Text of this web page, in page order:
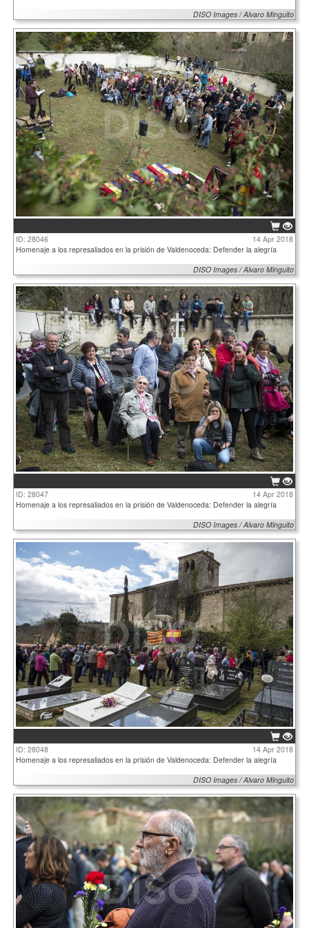
DISO Images / Alvaro Minguito
ID: 28046
14 Apr 2018
Homenaje a los represaliados en la prisión de Valdenoceda: Defender la alegría
DISO Images / Alvaro Minguito
ID: 28047
14 Apr 2018
Homenaje a los represaliados en la prisión de Valdenoceda: Defender la alegría
DISO Images / Alvaro Minguito
ID: 28048
14 Apr 2018
Homenaje a los represaliados en la prisión de Valdenoceda: Defender la alegría
DISO Images / Alvaro Minguito